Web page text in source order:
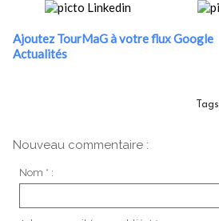
Ajoutez TourMaG à votre flux Google
Actualités
Tags
Nouveau commentaire :
Nom * :